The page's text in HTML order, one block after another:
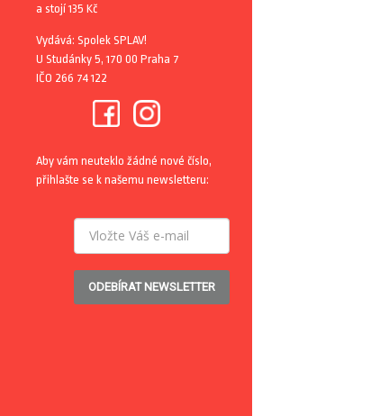
a stojí 135 Kč
Vydává: Spolek SPLAV!
U Studánky 5, 170 00 Praha 7
IČO 266 74 122
Aby vám neuteklo žádné nové číslo,
přihlašte se k našemu newsletteru:
ODEBÍRAT NEWSLETTER